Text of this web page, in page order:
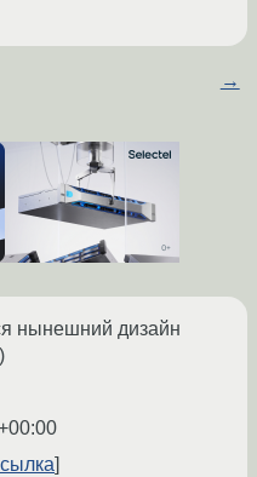
→
нынешний дизайн